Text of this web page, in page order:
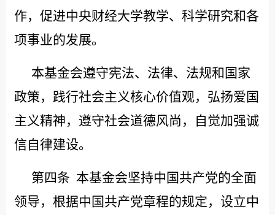
作，促进中央财经大学教学、科学研究和各
项事业的发展。
本基金会遵守宪法、法律、法规和国家
政策，践行社会主义核心价值观，弘扬爱国
主义精神，遵守社会道德风尚，自觉加强诚
信自律建设。
第四条 本基金会坚持中国共产党的全面
领导，根据中国共产党章程的规定，设立中